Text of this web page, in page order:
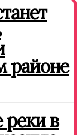
районе
реки в